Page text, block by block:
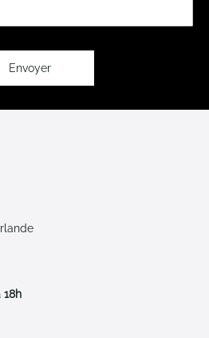
Envoyer
18h